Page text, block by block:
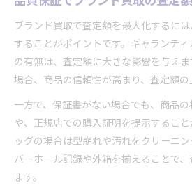
ブランド買取で査定額を最大化するに
することがポイントです。ギャランテ
の有無は、査定額に大きな影響を与え
場合、商品の信頼性が高まり、査定額の
一方で、保証書がない場合でも、商品
や、正規店での購入証明を提示するこ
ッグの場合は型崩れや汚れをクリーニ
バーホール記録や外箱を揃えることで
ます。